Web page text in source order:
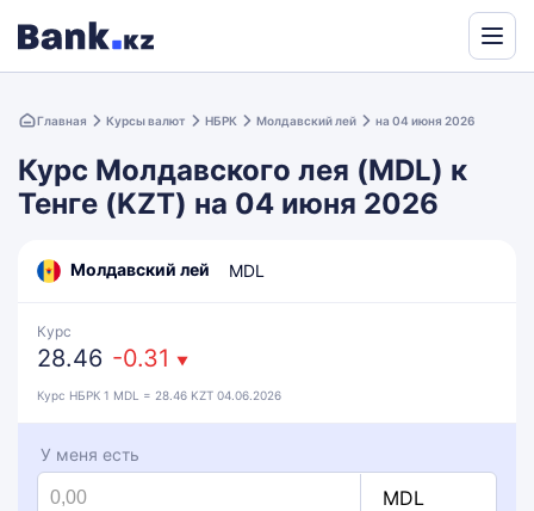
Translate
Главная Курсы валют НБРК Молдавский лей на 04 июня 2026
Курс Молдавского лея (MDL) к
Тенге (KZT) на 04 июня 2026
Молдавский лей MDL
Курс
28.46 -0.31 ▼
Курс НБРК 1 MDL = 28.46 KZT 04.06.2026
У меня есть
MDL